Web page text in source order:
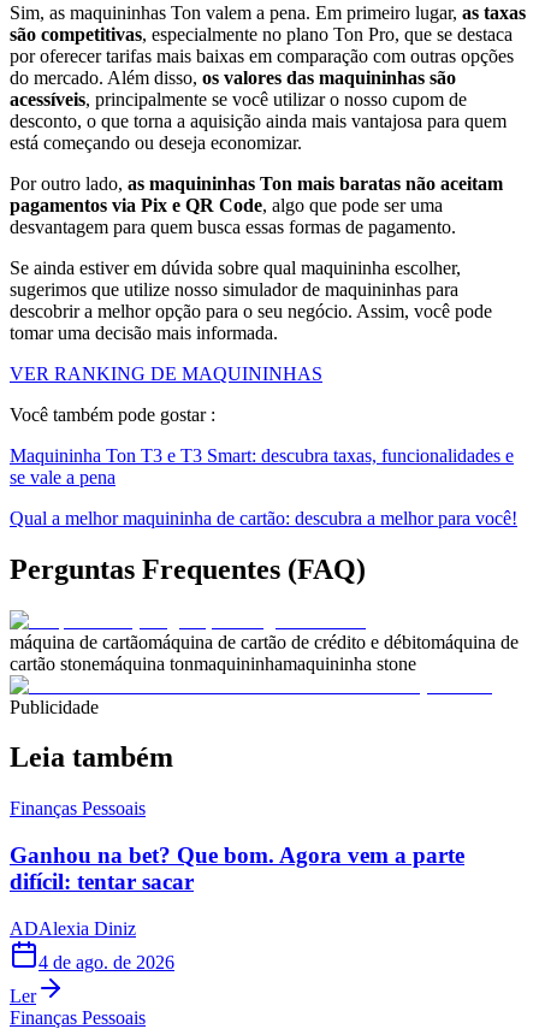
Sim, as maquininhas Ton valem a pena. Em primeiro lugar, as taxas
são competitivas, especialmente no plano Ton Pro, que se destaca
por oferecer tarifas mais baixas em comparação com outras opções
do mercado. Além disso, os valores das maquininhas são
acessíveis, principalmente se você utilizar o nosso cupom de
desconto, o que torna a aquisição ainda mais vantajosa para quem
está começando ou deseja economizar.
Por outro lado, as maquininhas Ton mais baratas não aceitam
pagamentos via Pix e QR Code, algo que pode ser uma
desvantagem para quem busca essas formas de pagamento.
Se ainda estiver em dúvida sobre qual maquininha escolher,
sugerimos que utilize nosso simulador de maquininhas para
descobrir a melhor opção para o seu negócio. Assim, você pode
tomar uma decisão mais informada.
VER RANKING DE MAQUININHAS
Você também pode gostar :
Maquininha Ton T3 e T3 Smart: descubra taxas, funcionalidades e
se vale a pena
Qual a melhor maquininha de cartão: descubra a melhor para você!
Perguntas Frequentes (FAQ)
máquina de cartãomáquina de cartão de crédito e débitomáquina de
cartão stonemáquina tonmaquininhamaquininha stone
Publicidade
Leia também
Finanças Pessoais
Ganhou na bet? Que bom. Agora vem a parte
difícil: tentar sacar
ADAlexia Diniz
4 de ago. de 2026
Ler
Finanças Pessoais